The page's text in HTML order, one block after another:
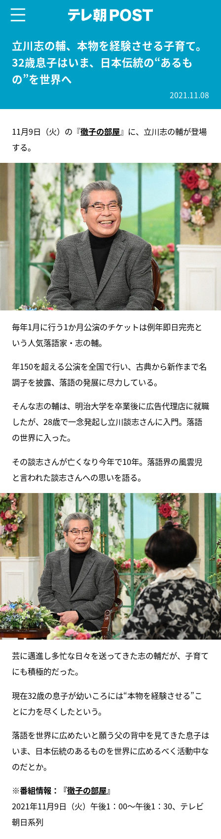
立川志の輔、本物を経験させる子育て。
32歳息子はいま、日本伝統の“あるも
の”を世界へ
2021.11.08
11月9日（火）の『徹子の部屋』に、立川志の輔が登場
する。
毎年1月に行う1か月公演のチケットは例年即日完売と
いう人気落語家・志の輔。
年150を超える公演を全国で行い、古典から新作まで名
調子を披露、落語の発展に尽力している。
そんな志の輔は、明治大学を卒業後に広告代理店に就職
したが、28歳で一念発起し立川談志さんに入門。落語
の世界に入った。
その談志さんが亡くなり今年で10年。落語界の風雲児
と言われた談志さんへの思いを語る。
芸に邁進し多忙な日々を送ってきた志の輔だが、子育て
にも積極的だった。
現在32歳の息子が幼いころには“本物を経験させる”こ
とに力を尽くしたという。
落語を世界に広めたいと願う父の背中を見てきた息子は
いま、日本伝統のあるものを世界に広めるべく活動中な
のだとか。
※番組情報：『徹子の部屋』
2021年11月9日（火）午後1：00～午後1：30、テレビ
朝日系列